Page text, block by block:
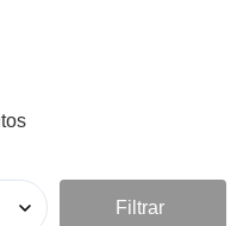
Filtrar